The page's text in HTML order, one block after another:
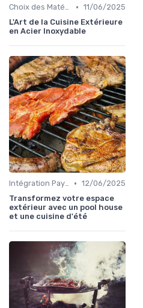
Choix des Matériaux et du Design • 11/06/2025
L'Art de la Cuisine Extérieure
en Acier Inoxydable
Intégration Paysagère et Décoration • 12/06/2025
Transformez votre espace
extérieur avec un pool house
et une cuisine d'été